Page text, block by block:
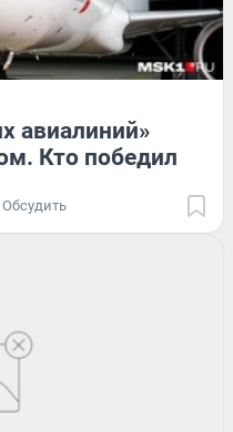
авиалиний»
Кто победил
Обсудить